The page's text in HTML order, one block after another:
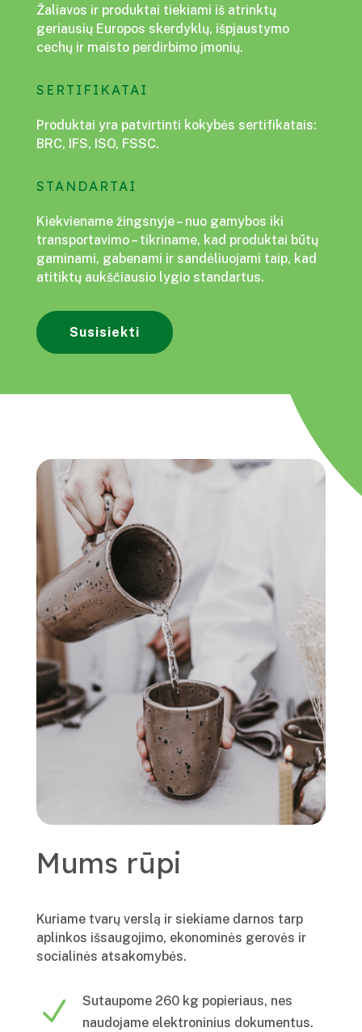
Žaliavos ir produktai tiekiami iš atrinktų
geriausių Europos skerdyklų, išpjaustymo
cechų ir maisto perdirbimo įmonių.
SERTIFIKATAI
Produktai yra patvirtinti kokybės sertifikatais:
BRC, IFS, ISO, FSSC.
STANDARTAI
Kiekviename žingsnyje – nuo gamybos iki
transportavimo – tikriname, kad produktai būtų
gaminami, gabenami ir sandėliuojami taip, kad
atitiktų aukščiausio lygio standartus.
Susisiekti
Mums rūpi
Kuriame tvarų verslą ir siekiame darnos tarp
aplinkos išsaugojimo, ekonominės gerovės ir
socialinės atsakomybės.
N
Sutaupome 260 kg popieriaus, nes
naudojame elektroninius dokumentus.